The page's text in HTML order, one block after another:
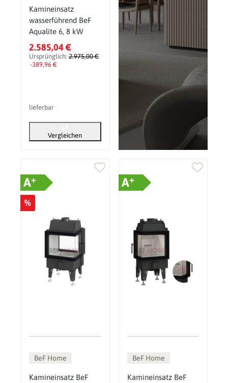
Kamineinsatz
wasserführend BeF
Aqualite 6, 8 kW
2.585,04 €
Ursprünglich: 2.975,00 €
-389,96 €
lieferbar
Vergleichen
A+
%
BeF Home
Kamineinsatz BeF
A+
BeF Home
Kamineinsatz BeF